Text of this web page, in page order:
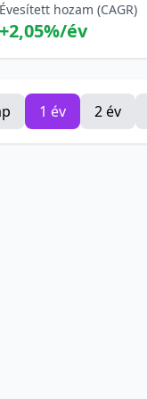
Évesített hozam (CAGR)
+2,05%/év
1 év 2 év